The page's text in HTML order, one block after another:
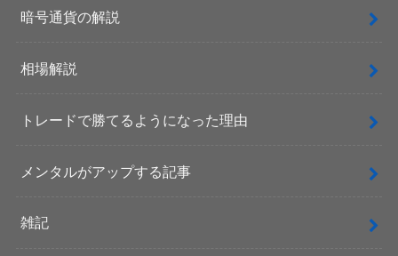
暗号通貨の解説
相場解説
トレードで勝てるようになった理由
メンタルがアップする記事
雑記